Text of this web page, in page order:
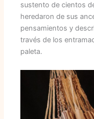
sustento de cientos
heredaron de sus
pensamientos y
través de los
paleta.